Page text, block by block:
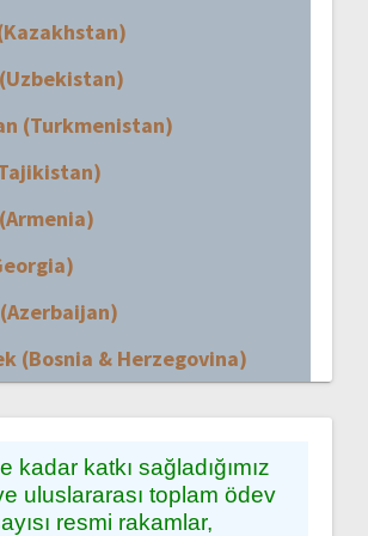
(Turkmenistan)
(Bosnia & Herzegovina)
kadar katkı sağladığımız
uluslararası toplam ödev
resmi rakamlar,